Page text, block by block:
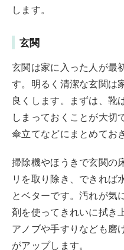
します。
玄関
玄関は家に入った人が最
す。明るく清潔な玄関は
良くします。まずは、靴
しまっておくことが大切
傘立てなどにまとめてお
掃除機やほうきで玄関の
リを取り除き、できれば
とベターです。汚れが気
剤を使ってきれいに拭き
アノブや手すりなども磨
がアップします。